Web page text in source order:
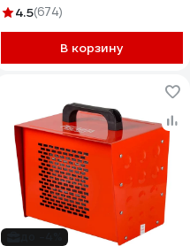
4.5(674)
В корзину